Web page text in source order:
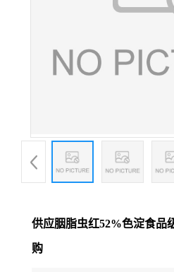
供应胭脂虫红52%色淀食品
购